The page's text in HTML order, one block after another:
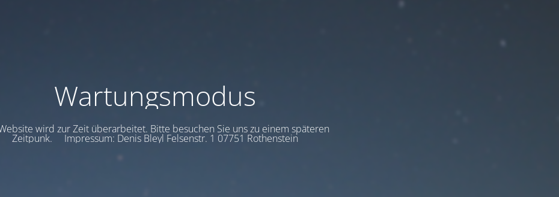
Wartungsmodus
wird zur Zeit überarbeitet. Bitte besuchen Sie uns zu einem späteren
Zeitpunk. Impressum: Denis Bleyl Felsenstr. 1 07751 Rothenstein